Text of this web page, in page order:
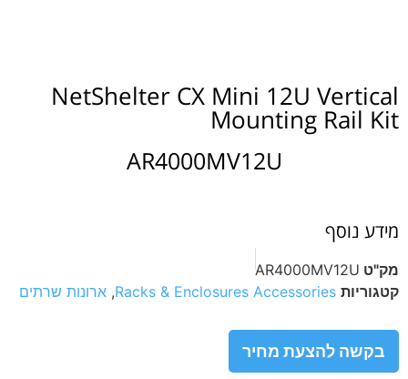
NetShelter CX Mini 12U Vertical
Mounting Rail Kit
AR4000MV12U
מידע נוסף
מק"ט AR4000MV12U
קטגוריות Racks & Enclosures Accessories
, ארונות שרתים
בקשה להצעת מחיר